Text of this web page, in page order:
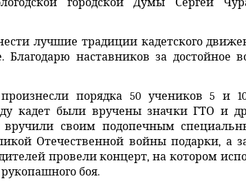
городской Думы Сергей
лучшие традиции кадетского
наставников за достойное
порядка 50 учеников 5 и
кадет были вручены значки ГТО и
своим подопечным
Отечественной войны подарки, а
провели концерт, на котором
боя.